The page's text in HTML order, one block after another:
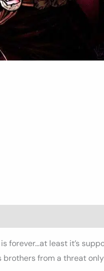
forever…at least it’s
from a threat only